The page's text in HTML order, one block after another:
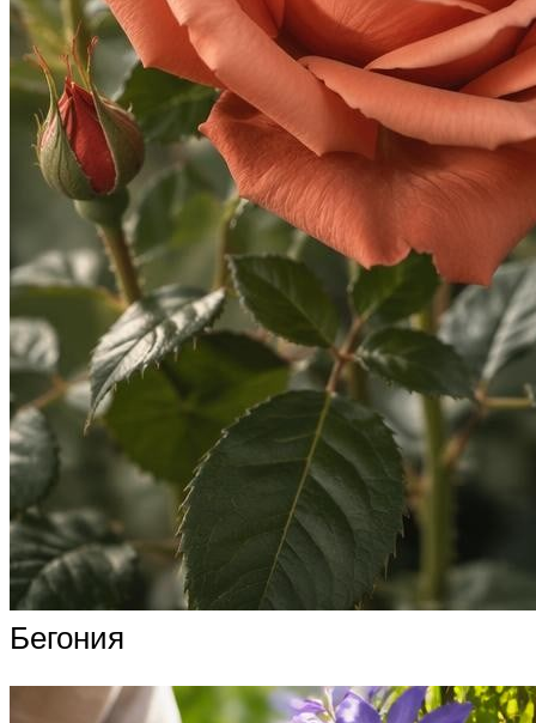
Бегония